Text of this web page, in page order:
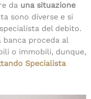
da una situazione
sono diverse e si
del debito.
banca proceda al
o immobili, dunque,
Specialista